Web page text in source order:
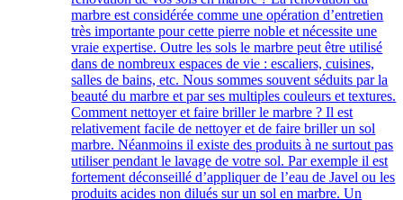
marbre est considérée comme une opération d’entretien
très importante pour cette pierre noble et nécessite une
vraie expertise. Outre les sols le marbre peut être utilisé
dans de nombreux espaces de vie : escaliers, cuisines,
salles de bains, etc. Nous sommes souvent séduits par la
beauté du marbre et par ses multiples couleurs et textures.
Comment nettoyer et faire briller le marbre ? Il est
relativement facile de nettoyer et de faire briller un sol
marbre. Néanmoins il existe des produits à ne surtout pas
utiliser pendant le lavage de votre sol. Par exemple il est
fortement déconseillé d’appliquer de l’eau de Javel ou les
produits acides non dilués sur un sol en marbre. Un